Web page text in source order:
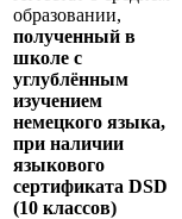
образовании,
полученный в
школе с
углублённым
изучением
немецкого языка,
при наличии
языкового
сертификата DSD
(10 классов)